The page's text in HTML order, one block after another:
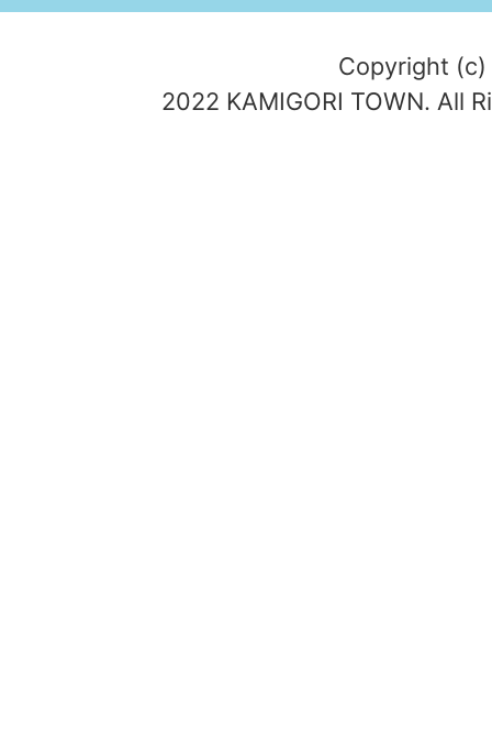
Copyright (c)
2022 KAMIGORI TOWN. All